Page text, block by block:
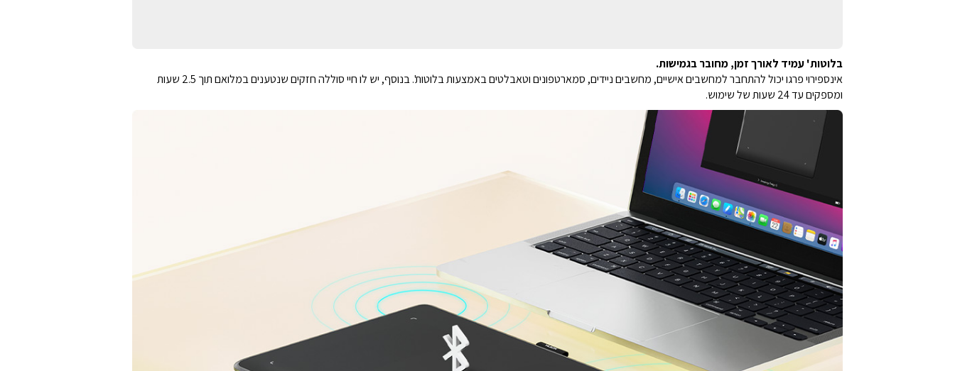
בלוטות' עמיד לאורך זמן, מחובר בגמישות.
אינספירוי פרגו יכול להתחבר למחשבים אישיים, מחשבים ניידים, סמארטפונים וטאבלטים באמצעות בלוטות'. בנוסף, יש לו חיי סוללה חזקים שנטענים במלואם תוך 2.5 שעות
ומספקים עד 24 שעות של שימוש.